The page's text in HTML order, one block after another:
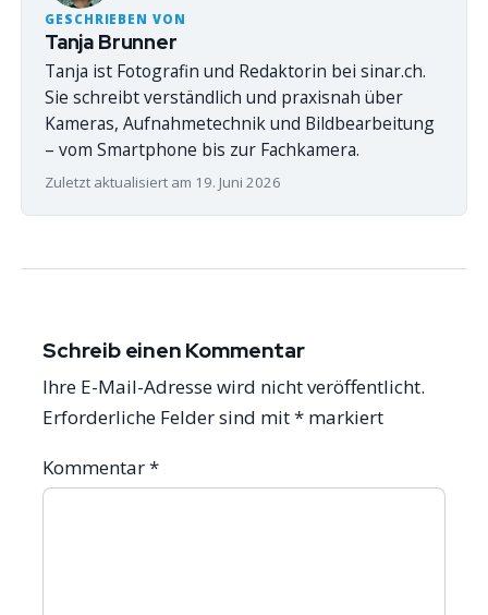
GESCHRIEBEN VON
Tanja Brunner
Tanja ist Fotografin und Redaktorin bei sinar.ch.
Sie schreibt verständlich und praxisnah über
Kameras, Aufnahmetechnik und Bildbearbeitung
– vom Smartphone bis zur Fachkamera.
Zuletzt aktualisiert am 19. Juni 2026
Schreib einen Kommentar
Ihre E-Mail-Adresse wird nicht veröffentlicht.
Erforderliche Felder sind mit* markiert
Kommentar*